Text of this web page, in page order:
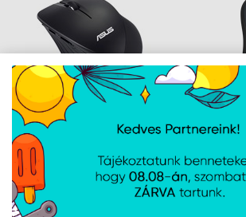
ASUS WT465 - Fekete
Fekete